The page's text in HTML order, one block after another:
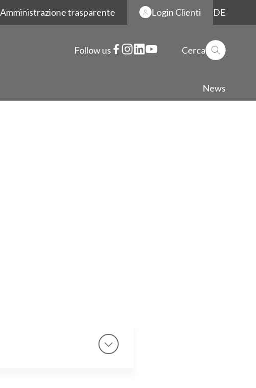
Amministrazione trasparente Login Clienti DE
Follow us Cerca
News